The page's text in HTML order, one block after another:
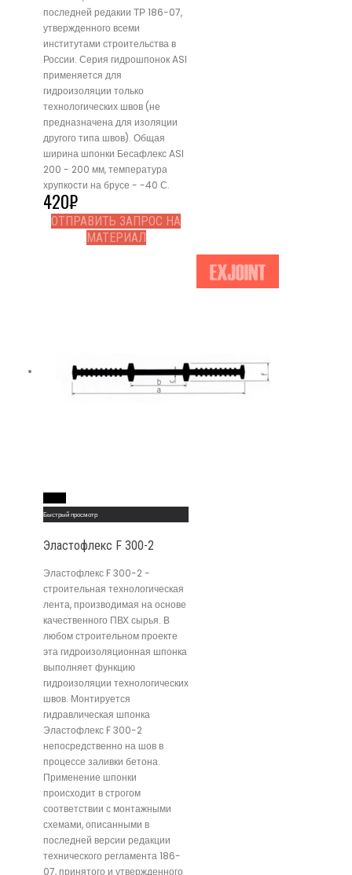
последней редакии ТР 186-07,
утвержденного всеми
институтами строительства в
России. Серия гидрошпонок ASI
применяется для
гидроизоляции только
технологических швов (не
предназначена для изоляции
другого типа швов). Общая
ширина шпонки Бесафлекс ASI
200 - 200 мм, температура
хрупкости на брусе - -40 С.
420₽
ОТПРАВИТЬ ЗАПРОС НА
МАТЕРИАЛ
Быстрый просмотр
Эластофлекс F 300-2
Эластофлекс F 300-2 -
строительная технологическая
лента, производимая на основе
качественного ПВХ сырья. В
любом строительном проекте
эта гидроизоляционная шпонка
выполняет функцию
гидроизоляции технологических
швов. Монтируется
гидравлическая шпонка
Эластофлекс F 300-2
непосредственно на шов в
процессе заливки бетона.
Применение шпонки
происходит в строгом
соответствии с монтажными
схемами, описанными в
последней версии редакции
технического регламента 186-
07, принятого и утвержденного